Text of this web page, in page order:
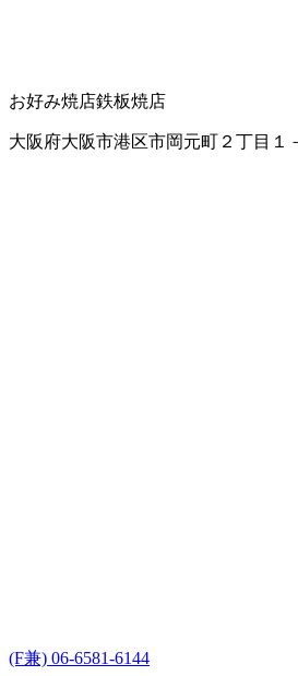
お好み焼店鉄板焼店
大阪府大阪市港区市岡元町２丁目１
(F兼) 06-6581-6144